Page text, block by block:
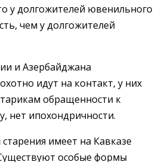
у долгожителей ювенильного
чем у долгожителей
и Азербайджана
идут на контакт, у них
обращенности к
нет ипохондричности.
имеет на Кавказе
особые формы